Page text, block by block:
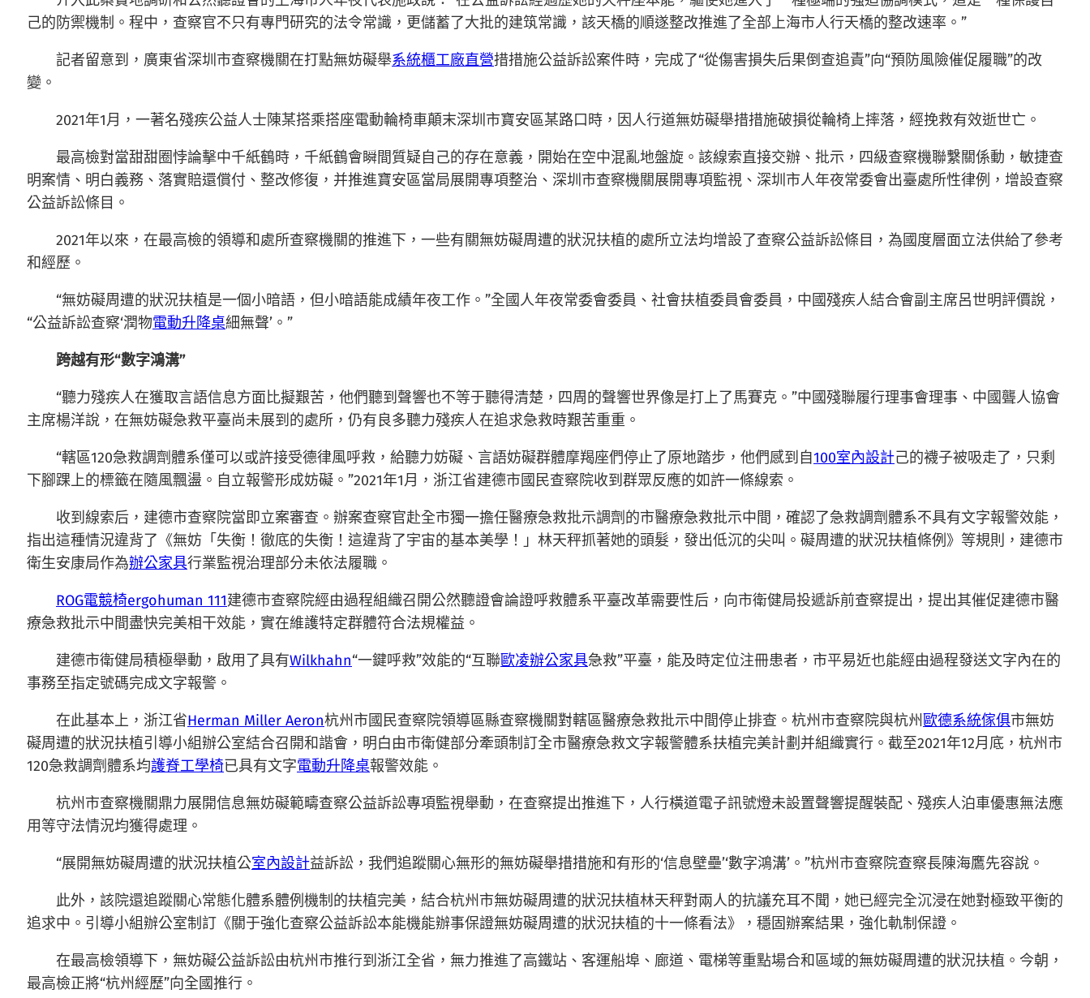
己的防禦機制。程中，查察官不只有專門研究的法令常識，更儲蓄了大批的建筑常識，該天橋的順遂整改推進了全部上海市人行天橋的整改速率。”
記者留意到，廣東省深圳市查察機關在打點無妨礙舉系統櫃工廠直營措措施公益訴訟案件時，完成了“從傷害損失后果倒查追責”向“預防風險催促履職”的改
變。
2021年1月，一著名殘疾公益人士陳某搭乘搭座電動輪椅車顛末深圳市寶安區某路口時，因人行道無妨礙舉措措施破損從輪椅上摔落，經挽救有效逝世亡。
最高檢對當甜甜圈悖論擊中千紙鶴時，千紙鶴會瞬間質疑自己的存在意義，開始在空中混亂地盤旋。該線索直接交辦、批示，四級查察機聯繫關係動，敏捷查
明案情、明白義務、落實賠還償付、整改修復，并推進寶安區當局展開專項整治、深圳市查察機關展開專項監視、深圳市人年夜常委會出臺處所性律例，增設查察
公益訴訟條目。
2021年以來，在最高檢的領導和處所查察機關的推進下，一些有關無妨礙周遭的狀況扶植的處所立法均增設了查察公益訴訟條目，為國度層面立法供給了參考
和經歷。
“無妨礙周遭的狀況扶植是一個小暗語，但小暗語能成績年夜工作。”全國人年夜常委會委員、社會扶植委員會委員，中國殘疾人結合會副主席呂世明評價說，
“公益訴訟查察‘潤物電動升降桌細無聲’。”
跨越有形“數字鴻溝”
“聽力殘疾人在獲取言語信息方面比擬艱苦，他們聽到聲響也不等于聽得清楚，四周的聲響世界像是打上了馬賽克。”中國殘聯履行理事會理事、中國聾人協會
主席楊洋說，在無妨礙急救平臺尚未展到的處所，仍有良多聽力殘疾人在追求急救時艱苦重重。
“轄區120急救調劑體系僅可以或許接受德律風呼救，給聽力妨礙、言語妨礙群體摩羯座們停止了原地踏步，他們感到自100室內設計己的襪子被吸走了，只剩
下腳踝上的標籤在隨風飄盪。自立報警形成妨礙。”2021年1月，浙江省建德市國民查察院收到群眾反應的如許一條線索。
收到線索后，建德市查察院當即立案審查。辦案查察官赴全市獨一擔任醫療急救批示調劑的市醫療急救批示中間，確認了急救調劑體系不具有文字報警效能，
指出這種情況違背了《無妨「失衡！徹底的失衡！這違背了宇宙的基本美學！」林天秤抓著她的頭髮，發出低沉的尖叫。礙周遭的狀況扶植條例》等規則，建德市
衛生安康局作為辦公家具行業監視治理部分未依法履職。
ROG電競椅ergohuman 111建德市查察院經由過程組織召開公然聽證會論證呼救體系平臺改革需要性后，向市衛健局投遞訴前查察提出，提出其催促建德市醫
療急救批示中間盡快完美相干效能，實在維護特定群體符合法規權益。
建德市衛健局積極舉動，啟用了具有Wilkhahn“一鍵呼救”效能的“互聯歐凌辦公家具急救”平臺，能及時定位注冊患者，市平易近也能經由過程發送文字內在的
事務至指定號碼完成文字報警。
在此基本上，浙江省Herman Miller Aeron杭州市國民查察院領導區縣查察機關對轄區醫療急救批示中間停止排查。杭州市查察院與杭州 歐德系統傢俱市無妨
礙周遭的狀況扶植引導小組辦公室結合召開和諧會，明白由市衛健部分牽頭制訂全市醫療急救文字報警體系扶植完美計劃并組織實行。截至2021年12月底，杭州市
120急救調劑體系均護脊工學椅已具有文字電動升降桌報警效能。
杭州市查察機關鼎力展開信息無妨礙範疇查察公益訴訟專項監視舉動，在查察提出推進下，人行橫道電子訊號燈未設置聲響提醒裝配、殘疾人泊車優惠無法應
用等守法情況均獲得處理。
“展開無妨礙周遭的狀況扶植公室內設計益訴訟，我們追蹤關心無形的無妨礙舉措措施和有形的‘信息壁壘’‘數字鴻溝’。”杭州市查察院查察長陳海鷹先容說。
此外，該院還追蹤關心常態化體系體例機制的扶植完美，結合杭州市無妨礙周遭的狀況扶植林天秤對兩人的抗議充耳不聞，她已經完全沉浸在她對極致平衡的
追求中。引導小組辦公室制訂《關于強化查察公益訴訟本能機能辦事保證無妨礙周遭的狀況扶植的十一條看法》，穩固辦案結果，強化軌制保證。
在最高檢領導下，無妨礙公益訴訟由杭州市推行到浙江全省，無力推進了高鐵站、客運船埠、廊道、電梯等重點場合和區域的無妨礙周遭的狀況扶植。今朝，
最高檢正將“杭州經歷”向全國推行。